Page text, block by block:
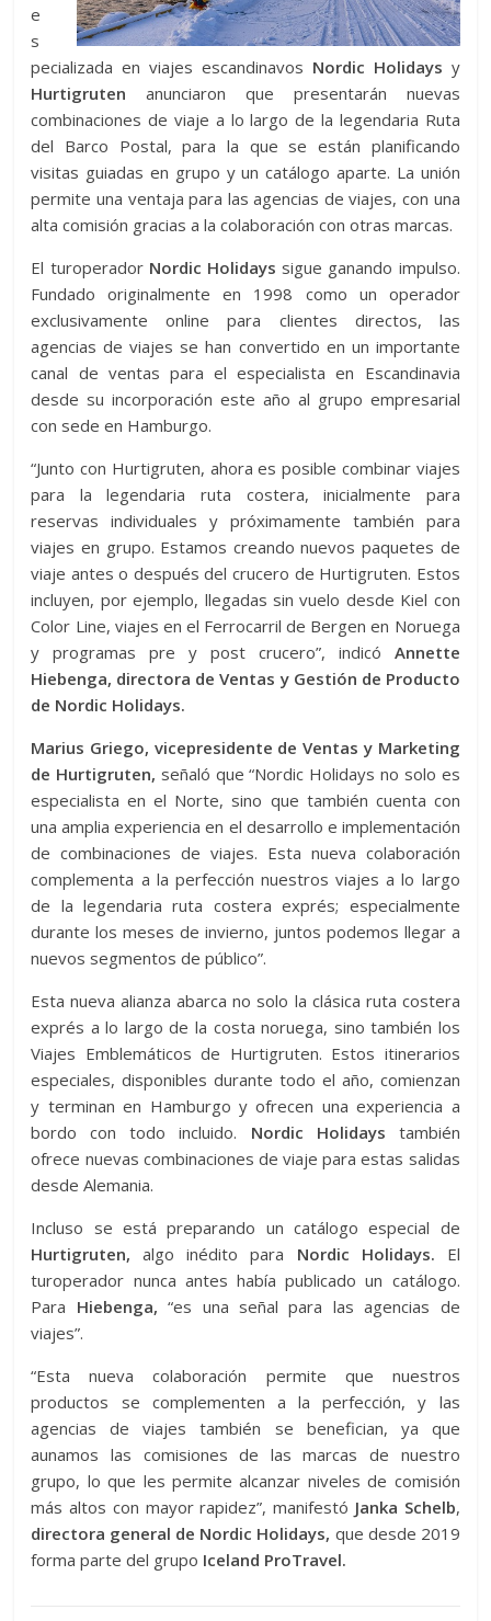
e
s
pecializada en viajes escandinavos Nordic Holidays y
Hurtigruten anunciaron que presentarán nuevas
combinaciones de viaje a lo largo de la legendaria Ruta
del Barco Postal, para la que se están planificando
visitas guiadas en grupo y un catálogo aparte. La unión
permite una ventaja para las agencias de viajes, con una
alta comisión gracias a la colaboración con otras marcas.
El turoperadorNordic Holidays sigue ganando impulso.
Fundado originalmente en 1998 como un operador
exclusivamente online para clientes directos, las
agencias de viajes se han convertido en un importante
canal de ventas para el especialista en Escandinavia
desde su incorporación este año al grupo empresarial
con sede en Hamburgo.
“Junto con Hurtigruten, ahora es posible combinar viajes
para la legendaria ruta costera, inicialmente para
reservas individuales y próximamente también para
viajes en grupo. Estamos creando nuevos paquetes de
viaje antes o después del crucero de Hurtigruten. Estos
incluyen, por ejemplo, llegadas sin vuelo desde Kiel con
Color Line, viajes en el Ferrocarril de Bergen en Noruega
y programas pre y post crucero”, indicó Annette
Hiebenga, directora de Ventas y Gestión de Producto
de Nordic Holidays.
Marius Griego, vicepresidente de Ventas y Marketing
de Hurtigruten, señaló que “Nordic Holidays no solo es
especialista en el Norte, sino que también cuenta con
una amplia experiencia en el desarrollo e implementación
de combinaciones de viajes. Esta nueva colaboración
complementa a la perfección nuestros viajes a lo largo
de la legendaria ruta costera exprés; especialmente
durante los meses de invierno, juntos podemos llegar a
nuevos segmentos de público”.
Esta nueva alianza abarca no solo la clásica ruta costera
exprés a lo largo de la costa noruega, sino también los
Viajes Emblemáticos de Hurtigruten. Estos itinerarios
especiales, disponibles durante todo el año, comienzan
y terminan en Hamburgo y ofrecen una experiencia a
bordo con todo incluido. Nordic Holidays también
ofrece nuevas combinaciones de viaje para estas salidas
desde Alemania.
Incluso se está preparando un catálogo especial de
Hurtigruten, algo inédito para Nordic Holidays. El
turoperador nunca antes había publicado un catálogo.
Para Hiebenga, “es una señal para las agencias de
viajes”.
“Esta nueva colaboración permite que nuestros
productos se complementen a la perfección, y las
agencias de viajes también se benefician, ya que
aunamos las comisiones de las marcas de nuestro
grupo, lo que les permite alcanzar niveles de comisión
más altos con mayor rapidez”, manifestó Janka Schelb,
directora general de Nordic Holidays, que desde 2019
forma parte del grupo Iceland ProTravel.